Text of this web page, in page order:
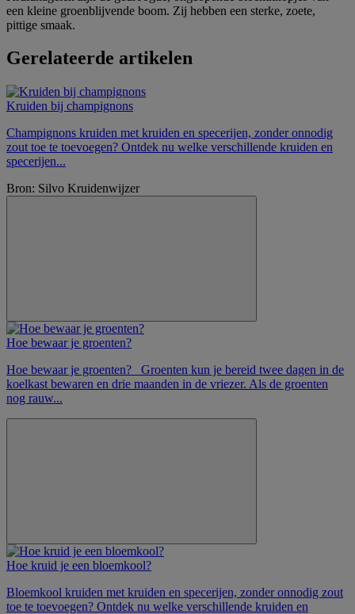
een kleine groenblijvende boom. Zij hebben een sterke, zoete,
pittige smaak.
Gerelateerde artikelen
Kruiden bij champignons
Champignons kruiden met kruiden en specerijen, zonder onnodig
zout toe te toevoegen? Ontdek nu welke verschillende kruiden en
specerijen...
Bron: Silvo Kruidenwijzer
Hoe bewaar je groenten?
Hoe bewaar je groenten? Groenten kun je bereid twee dagen in de
koelkast bewaren en drie maanden in de vriezer. Als de groenten
nog rauw...
Hoe kruid je een bloemkool?
Bloemkool kruiden met kruiden en specerijen, zonder onnodig zout
toe te toevoegen? Ontdek nu welke verschillende kruiden en